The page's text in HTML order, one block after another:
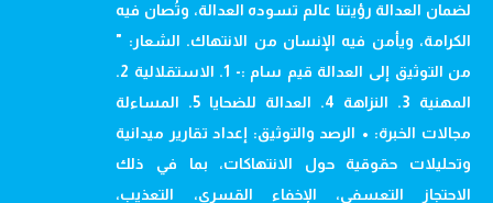
لضمان العدالة رؤيتنا عالم تسوده العدالة، وتُصان فيه
الكرامة، ويأمن فيه الإنسان من الانتهاك. الشعار: "
من التوثيق إلى العدالة قيم سام :- 1. الاستقلالية 2.
المهنية 3. النزاهة 4. العدالة للضحايا 5. المساءلة
مجالات الخبرة: • الرصد والتوثيق: إعداد تقارير ميدانية
وتحليلات حقوقية حول الانتهاكات، بما في ذلك
الاحتجاز التعسفي، الإخفاء القسري، التعذيب،